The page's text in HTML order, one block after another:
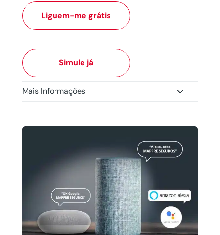
Liguem-me grátis
Simule já
Mais Informações